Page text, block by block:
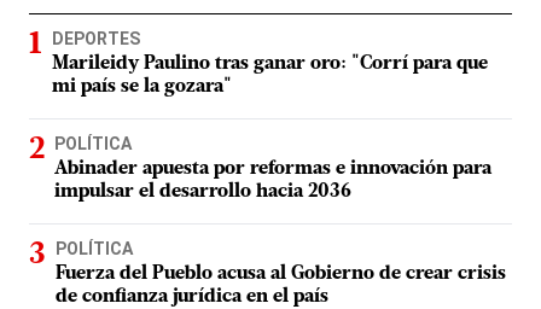
DEPORTES
Marileidy Paulino tras ganar oro: "Corrí para que
mi país se la gozara"
POLÍTICA
Abinader apuesta por reformas e innovación para
impulsar el desarrollo hacia 2036
POLÍTICA
Fuerza del Pueblo acusa al Gobierno de crear crisis
de confianza jurídica en el país